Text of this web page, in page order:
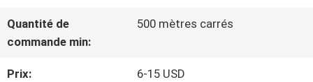
DE
NOUS
Quantité de
commande min:
500 mètres carrés
Prix: 6-15 USD